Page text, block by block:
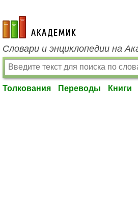
academic.ru
Словари и энциклопедии на
Толкования Переводы Книги